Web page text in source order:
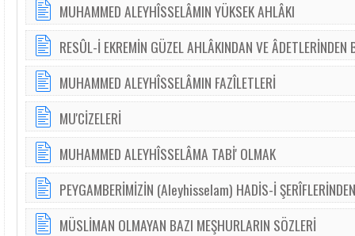
MUHAMMED ALEYHÎSSELÂMIN YÜKSEK AHLÂKI
RESÛL-İ EKREMİN GÜZEL AHLÂKINDAN VE ÂDETLERİNDEN
MUHAMMED ALEYHÎSSELÂMIN FAZÎLETLERİ
MU'CİZELERİ
MUHAMMED ALEYHÎSSELÂMA TABİ' OLMAK
PEYGAMBERİMİZİN (Aleyhisselam) HADİS-İ
MÜSLİMAN OLMAYAN BAZI MEŞHURLARIN SÖZLERİ